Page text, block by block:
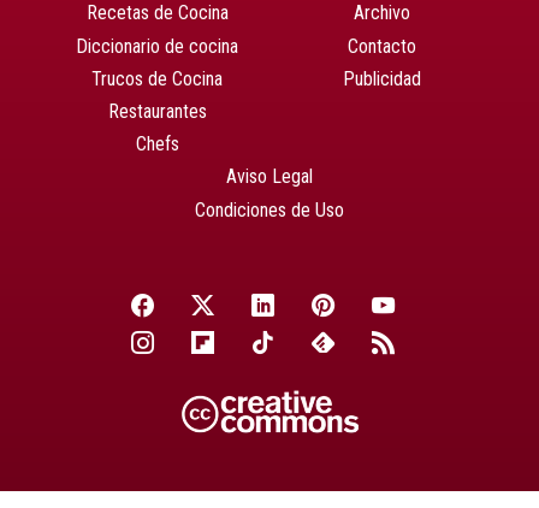
Recetas de Cocina
Diccionario de cocina
Trucos de Cocina
Restaurantes
Chefs
Archivo
Contacto
Publicidad
Aviso Legal
Condiciones de Uso